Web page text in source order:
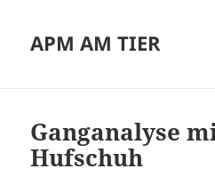
APM AM TIER
Ganganalyse
Hufschuh